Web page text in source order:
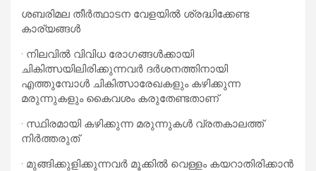
ശബരിമല തീര്‍ത്ഥാടന വേളയില്‍ ശ്രദ്ധിക്കേണ്ട
കാര്യങ്ങള്‍
· നിലവില്‍ വിവിധ രോഗങ്ങള്‍ക്കായി
ചികിത്സയിലിരിക്കുന്നവര്‍ ദര്‍ശനത്തിനായി
എത്തുമ്പോള്‍ ചികിത്സാരേഖകളും കഴിക്കുന്ന
മരുന്നുകളും കൈവശം കരുതേണ്ടതാണ്
· സ്ഥിരമായി കഴിക്കുന്ന മരുന്നുകള്‍ വ്രതകാലത്ത്
നിര്‍ത്തരുത്
· മുങ്ങിക്കുളിക്കുന്നവര്‍ മൂക്കില്‍ വെള്ളം കയറാതിരിക്കാന്‍